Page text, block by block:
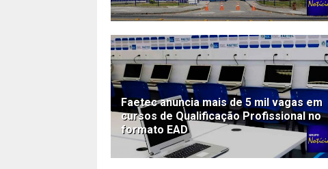
Faetec anuncia mais de 5 mil vagas em
cursos de Qualificação Profissional no
formato EAD